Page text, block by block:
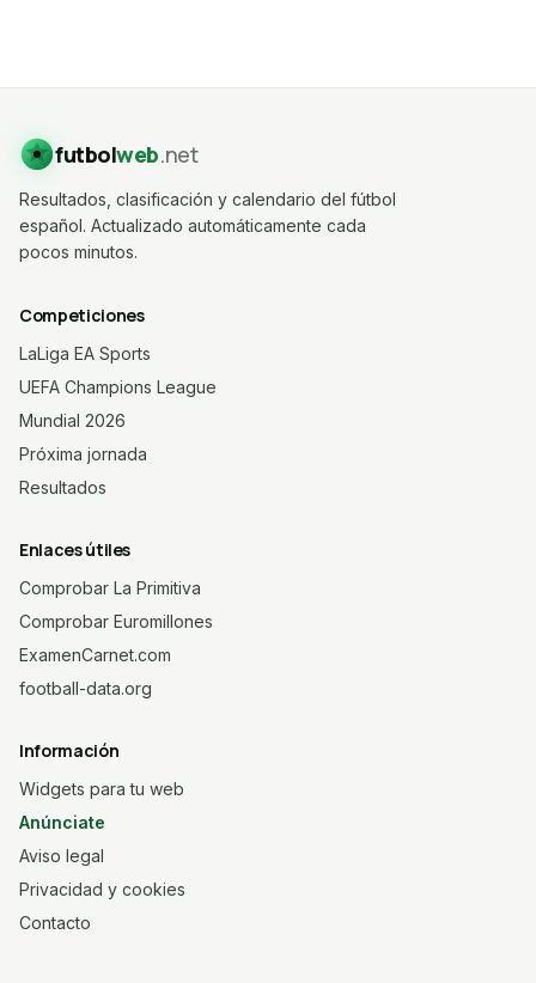
futbolweb.net
Resultados, clasificación y calendario del fútbol
español. Actualizado automáticamente cada
pocos minutos.
Competiciones
LaLiga EA Sports
UEFA Champions League
Mundial 2026
Próxima jornada
Resultados
Enlaces útiles
Comprobar La Primitiva
Comprobar Euromillones
ExamenCarnet.com
football-data.org
Información
Widgets para tu web
Anúnciate
Aviso legal
Privacidad y cookies
Contacto